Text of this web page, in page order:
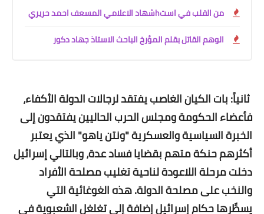
من القلب في استhشهاد الاعلامي المسعف احمد حريري
الوهم القاتل بقلم المؤرخ الباحث الاستاذ جهاد دكور
ثانياً: بات الكيان الغاصب يفتقد لرجالات الدولة الأكفاء،
فأعضاء الحكومة ومجلس الحرب الحاليين يفتقدون إلى
الخبرة السياسية والعسكرية "ونتن ياهو" الذي يعتبر
أكثرهم حنكة متهم بقضايا فساد عدة، وبالتالي إسرائيل
دخلت مرحلة اللاعودة لناحية تغليب مصلحة الأفراد
والنخب على مصلحة الدولة. هذه الغوغائية التي
يسطِّرها حكام إسرائيل إضافة إلى تغلغل الشعبوية في